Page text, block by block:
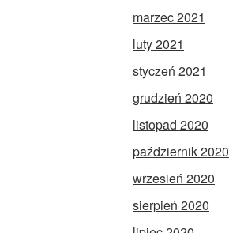
marzec 2021
luty 2021
styczeń 2021
grudzień 2020
listopad 2020
październik 2020
wrzesień 2020
sierpień 2020